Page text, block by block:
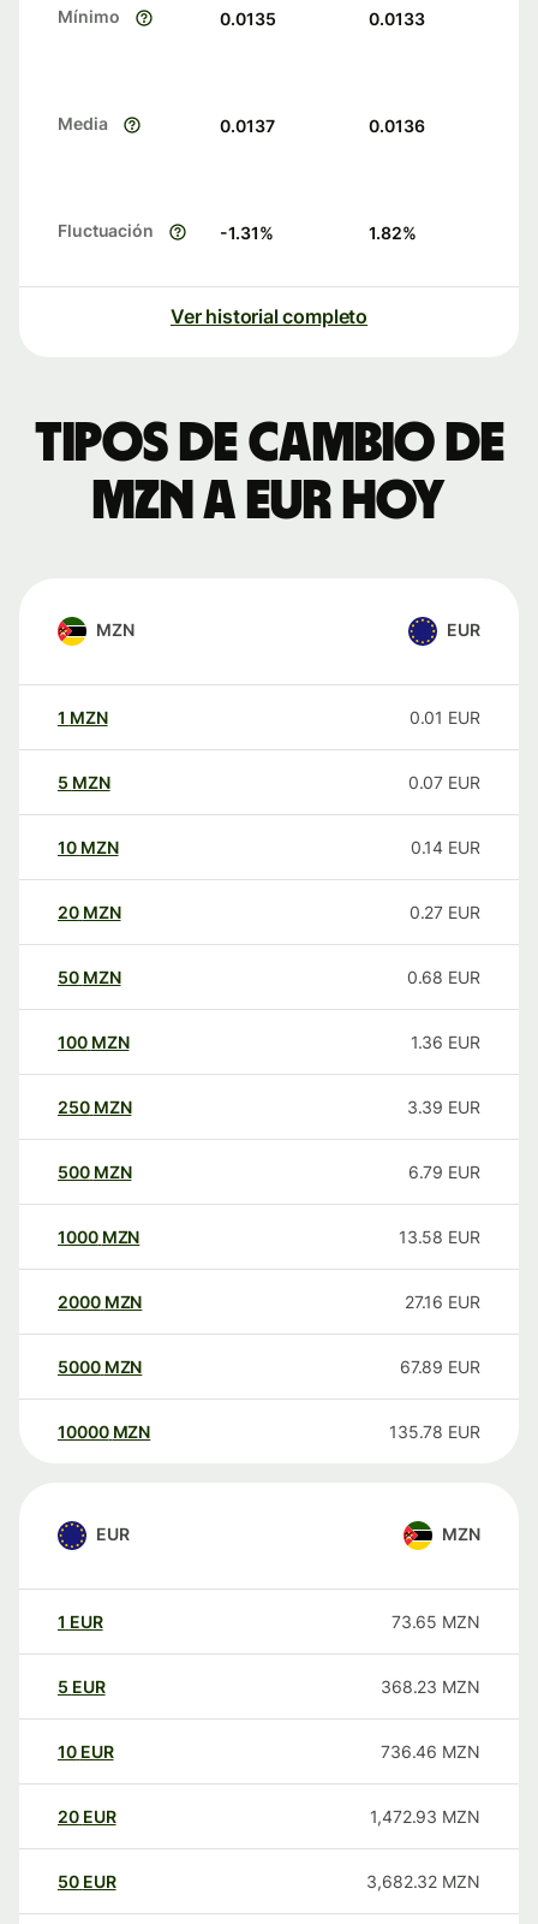
Mínimo 0.0135 0.0133
Media 0.0137 0.0136
Fluctuación -1.31% 1.82%
Ver historial completo
Tipos de cambio de
MZN a EUR hoy
MZN EUR
1 MZN 0.01 EUR
5 MZN 0.07 EUR
10 MZN 0.14 EUR
20 MZN 0.27 EUR
50 MZN 0.68 EUR
100 MZN 1.36 EUR
250 MZN 3.39 EUR
500 MZN 6.79 EUR
1000 MZN 13.58 EUR
2000 MZN 27.16 EUR
5000 MZN 67.89 EUR
10000 MZN 135.78 EUR
EUR MZN
1 EUR 73.65 MZN
5 EUR 368.23 MZN
10 EUR 736.46 MZN
20 EUR 1,472.93 MZN
50 EUR 3,682.32 MZN